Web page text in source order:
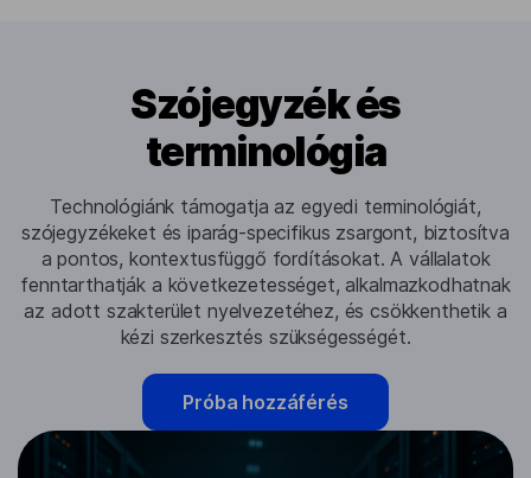
Szójegyzék és
terminológia
Technológiánk támogatja az egyedi terminológiát,
szójegyzékeket és iparág-specifikus zsargont, biztosítva
a pontos, kontextusfüggő fordításokat. A vállalatok
fenntarthatják a következetességet, alkalmazkodhatnak
az adott szakterület nyelvezetéhez, és csökkenthetik a
kézi szerkesztés szükségességét.
Próba hozzáférés